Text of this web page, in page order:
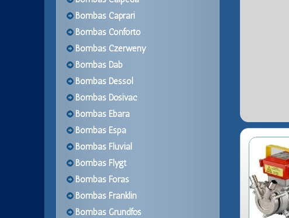
Bombas Caprari
Bombas Conforto
Bombas Czerweny
Bombas Dab
Bombas Dessol
Bombas Dosivac
Bombas Ebara
Bombas Espa
Bombas Fluvial
Bombas Flygt
Bombas Foras
Bombas Franklin
Bombas Grundfos